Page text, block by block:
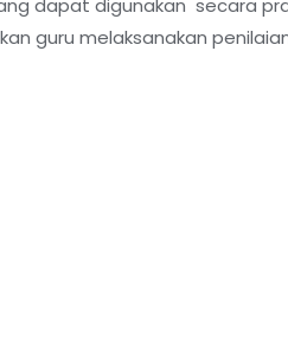
dapat digunakan secara
guru melaksanakan